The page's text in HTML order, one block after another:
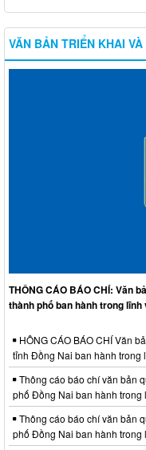
VĂN BẢN TRIỂN KHAI
THÔNG CÁO BÁO CHÍ: Văn
thành phố ban hành trong
HÔNG CÁO BÁO CHÍ Văn
tỉnh Đồng Nai ban hành trong
Thông cáo báo chí văn bản
phố Đồng Nai ban hành trong
Thông cáo báo chí văn bản
phố Đồng Nai ban hành trong